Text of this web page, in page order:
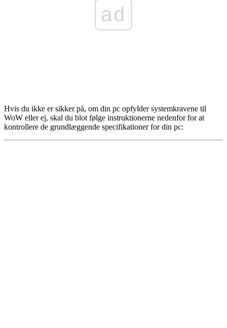
ad
Hvis du ikke er sikker på, om din pc opfylder systemkravene til
WoW eller ej, skal du blot følge instruktionerne nedenfor for at
kontrollere de grundlæggende specifikationer for din pc: